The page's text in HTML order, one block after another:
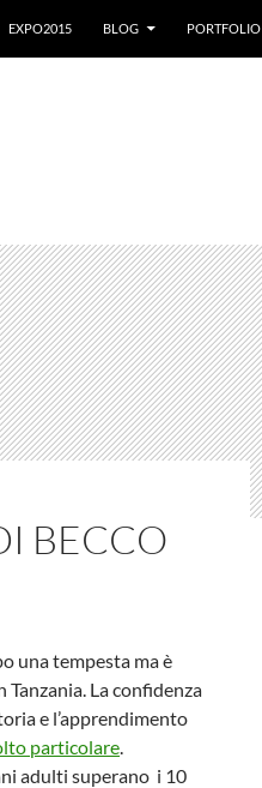
EXPO2015 BLOG PORTFOLIO
BECCO
una tempesta ma è
La confidenza
e l’apprendimento
particolare.
adulti superano i 10